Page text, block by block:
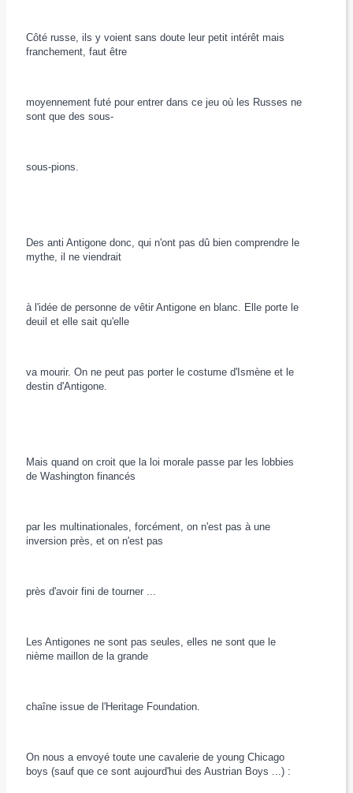
Côté russe, ils y voient sans doute leur petit intérêt mais
franchement, faut être
moyennement futé pour entrer dans ce jeu où les Russes ne
sont que des sous-
sous-pions.
Des anti Antigone donc, qui n'ont pas dû bien comprendre le
mythe, il ne viendrait
à l'idée de personne de vêtir Antigone en blanc. Elle porte le
deuil et elle sait qu'elle
va mourir. On ne peut pas porter le costume d'Ismène et le
destin d'Antigone.
Mais quand on croit que la loi morale passe par les lobbies
de Washington financés
par les multinationales, forcément, on n'est pas à une
inversion près, et on n'est pas
près d'avoir fini de tourner ...
Les Antigones ne sont pas seules, elles ne sont que le
nième maillon de la grande
chaîne issue de l'Heritage Foundation.
On nous a envoyé toute une cavalerie de young Chicago
boys (sauf que ce sont aujourd'hui des Austrian Boys ...) :